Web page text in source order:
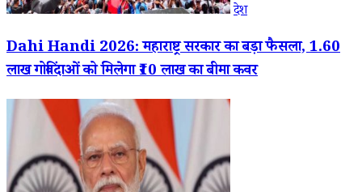
देश
Dahi Handi 2026: महाराष्ट्र सरकार का बड़ा फैसला, 1.60
लाख गोविंदाओं को मिलेगा ₹10 लाख का बीमा कवर